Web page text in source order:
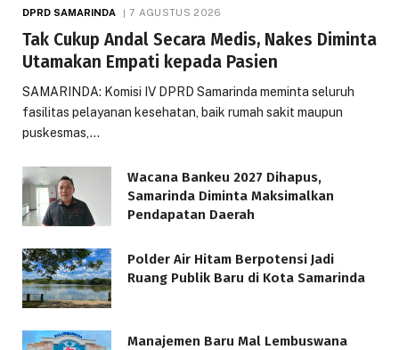
DPRD SAMARINDA 7 AGUSTUS 2026
Tak Cukup Andal Secara Medis, Nakes Diminta
Utamakan Empati kepada Pasien
SAMARINDA: Komisi IV DPRD Samarinda meminta seluruh
fasilitas pelayanan kesehatan, baik rumah sakit maupun
puskesmas,…
Wacana Bankeu 2027 Dihapus,
Samarinda Diminta Maksimalkan
Pendapatan Daerah
Polder Air Hitam Berpotensi Jadi
Ruang Publik Baru di Kota Samarinda
Manajemen Baru Mal Lembuswana